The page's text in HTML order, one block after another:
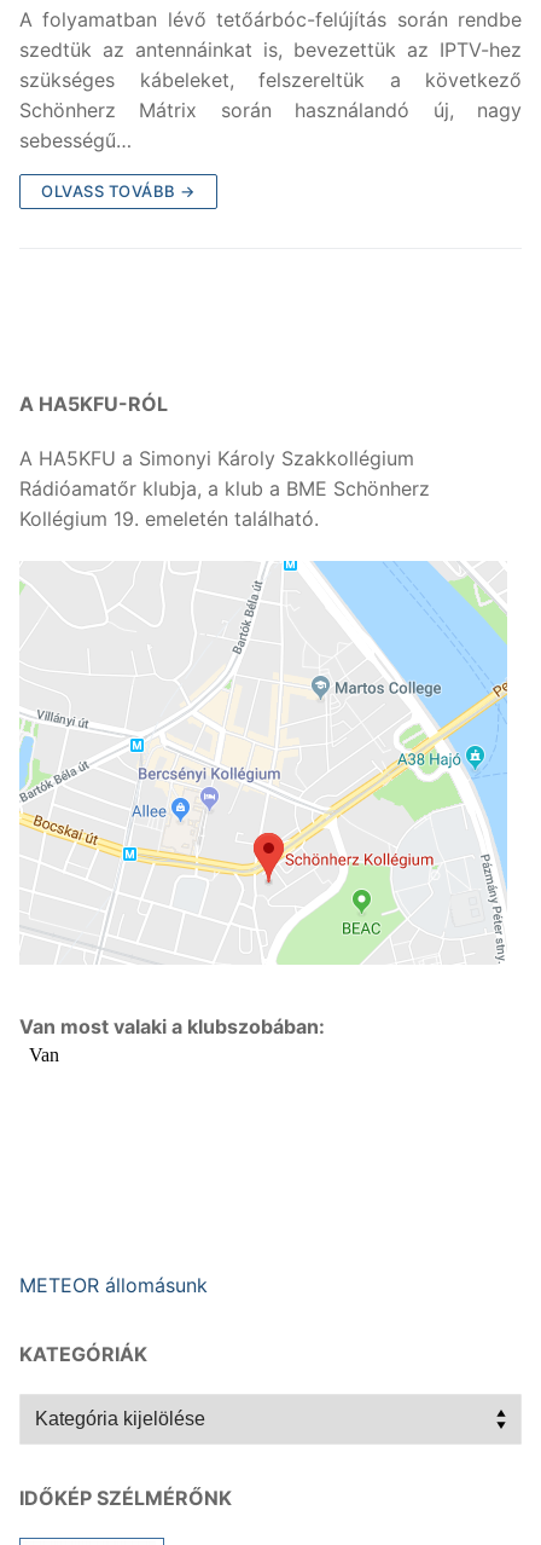
A folyamatban lévő tetőárbóc-felújítás során rendbe
szedtük az antennáinkat is, bevezettük az IPTV-hez
szükséges kábeleket, felszereltük a következő
Schönherz Mátrix során használandó új, nagy
sebességű…
OLVASS TOVÁBB →
A HA5KFU-RÓL
A HA5KFU a Simonyi Károly Szakkollégium
Rádióamatőr klubja, a klub a BME Schönherz
Kollégium 19. emeletén található.
Van most valaki a klubszobában:
METEOR állomásunk
KATEGÓRIÁK
Kategóriák
IDŐKÉP SZÉLMÉRŐNK